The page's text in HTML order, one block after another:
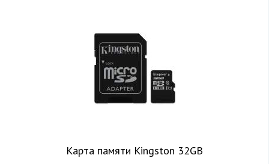
Карта памяти Kingston 32GB